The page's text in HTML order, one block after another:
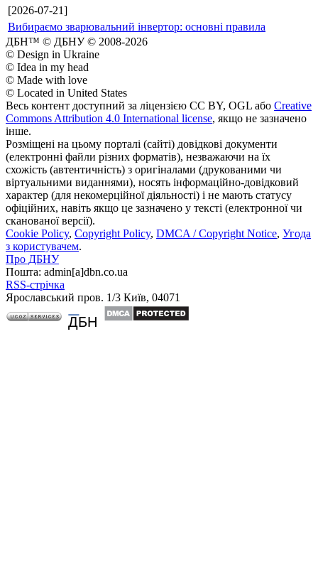
[2026-07-21]
Вибираємо зварювальний інвертор: основні правила
ДБН™ © ДБНУ © 2008-2026
© Design in Ukraine
© Idea in my head
© Made with love
© Located in United States
Весь контент доступний за ліцензією CC BY, OGL або Creative
Commons Attribution 4.0 International license, якщо не зазначено
інше.
Розміщені на цьому порталі (сайті) довідкові документи
(електронні файли різних форматів), незважаючи на їх
схожість (автентичність) з оригіналами (друкованими чи
віртуальними виданнями), носять інформаційно-довідковий
характер (для некомерційної діяльності) і не мають статусу
офіційних, навіть якщо це зазначено у тексті (електронної чи
сканованої версії).
Cookie Policy, Copyright Policy, DMCA / Copyright Notice, Угода
з користувачем.
Про ДБНУ
Пошта: admin[а]dbn.co.ua
RSS-стрічка
Ярославський пров. 1/3 Київ, 04071